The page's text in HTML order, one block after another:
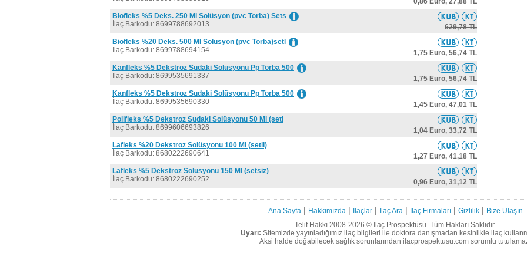
Biofleks %5 Deks. 250 Ml Solüsyon (pvc Torba) Sets
İlaç Barkodu: 8699788692013
629,78 TL
Biofleks %20 Deks. 500 Ml Solüsyon (pvc Torba)setl
İlaç Barkodu: 8699788694154
1,75 Euro, 56,74 TL
Kanfleks %5 Dekstroz Sudaki Solüsyonu Pp Torba 500
İlaç Barkodu: 8699535691337
1,75 Euro, 56,74 TL
Kanfleks %5 Dekstroz Sudaki Solüsyonu Pp Torba 500
İlaç Barkodu: 8699535690330
1,45 Euro, 47,01 TL
Polifleks %5 Dekstroz Sudaki Solüsyonu 50 Ml (setl
İlaç Barkodu: 8699606693826
1,04 Euro, 33,72 TL
Lafleks %20 Dekstroz Solüsyonu 100 Ml (setli)
İlaç Barkodu: 8680222690641
1,27 Euro, 41,18 TL
Lafleks %5 Dekstroz Solüsyonu 150 Ml (setsiz)
İlaç Barkodu: 8680222690252
0,96 Euro, 31,12 TL
Ana Sayfa | Hakkımızda | İlaçlar| İlaç Ara | İlaç Firmaları| Gizlilik| Bize Ulaşın
Telif Hakkı 2008-2026 ©
İlaç Prospektüsü. Tüm Hakları Saklıdır.
Uyarı: Sitemizde yayınladığımız ilaç bilgileri ile doktora danışmadan kesinlikle ilaç
Aksi halde doğabilecek sağlık sorunlarından ilacprospektusu.com sorumlu